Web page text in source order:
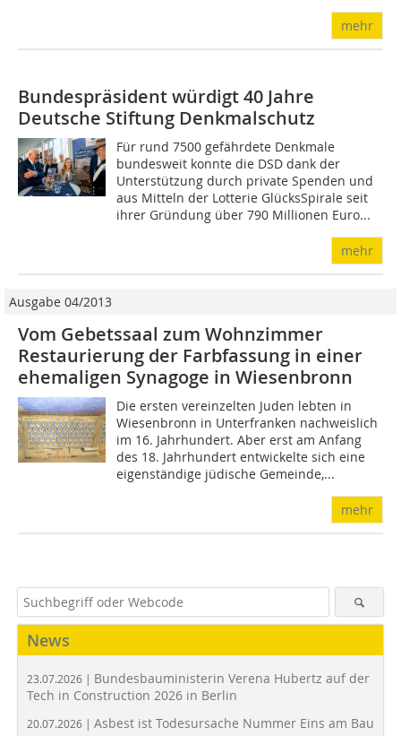
mehr
Bundespräsident würdigt 40 Jahre
Deutsche Stiftung Denkmalschutz
Für rund 7500 gefährdete Denkmale
bundesweit konnte die DSD dank der
Unterstützung durch private Spenden und
aus Mitteln der Lotterie GlücksSpirale seit
ihrer Gründung über 790 Millionen Euro...
mehr
Ausgabe 04/2013
Vom Gebetssaal zum Wohnzimmer
Restaurierung der Farbfassung in einer
ehemaligen Synagoge in Wiesenbronn
Die ersten vereinzelten Juden lebten in
Wiesenbronn in Unterfranken nachweislich
im 16. Jahrhundert. Aber erst am Anfang
des 18. Jahrhundert entwickelte sich eine
eigenständige jüdische Gemeinde,...
mehr
News
23.07.2026 | Bundesbauministerin Verena Hubertz auf der
Tech in Construction 2026 in Berlin
20.07.2026 | Asbest ist Todesursache Nummer Eins am Bau